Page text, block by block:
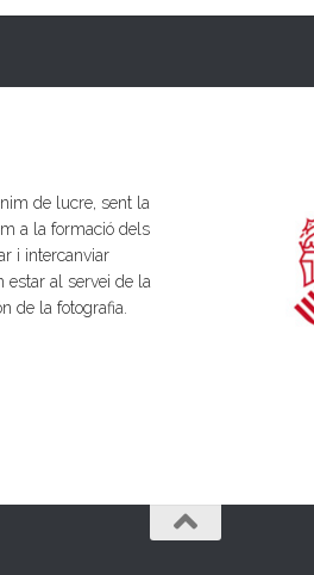
de lucre, sent la
a la formació dels
i intercanviar
estar al servei de la
de la fotografia.